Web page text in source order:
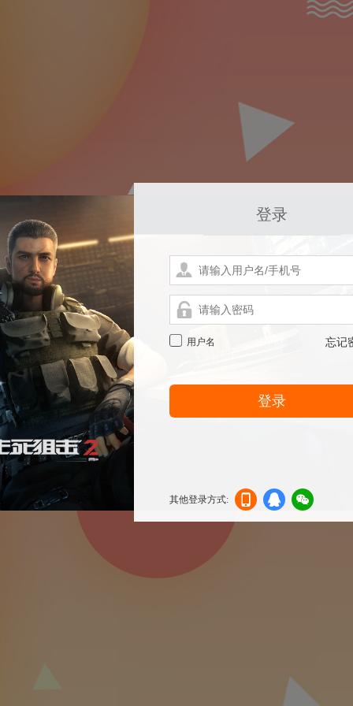
登录
用户名 忘记
登录
其他登录方式:
机登
登录
信登